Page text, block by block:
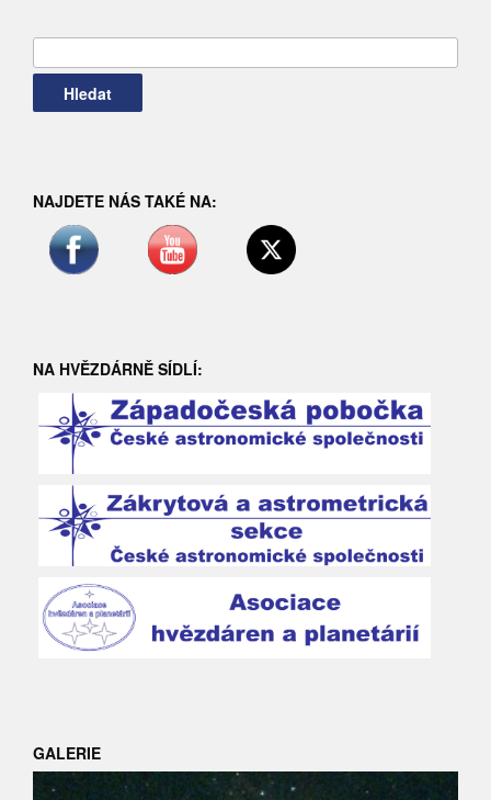
NAJDETE NÁS TAKÉ NA:
NA HVĚZDÁRNĚ SÍDLÍ:
GALERIE